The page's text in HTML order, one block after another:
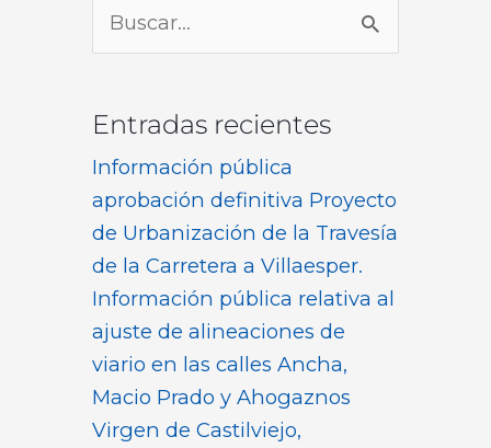
Buscar
por:
Entradas recientes
Información pública
aprobación definitiva Proyecto
de Urbanización de la Travesía
de la Carretera a Villaesper.
Información pública relativa al
ajuste de alineaciones de
viario en las calles Ancha,
Macio Prado y Ahogaznos
Virgen de Castilviejo,